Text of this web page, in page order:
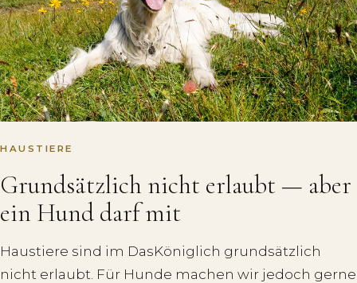
HAUSTIERE
Grundsätzlich nicht erlaubt — aber
ein Hund darf mit
Haustiere sind im DasKöniglich grundsätzlich
nicht erlaubt. Für Hunde machen wir jedoch gerne